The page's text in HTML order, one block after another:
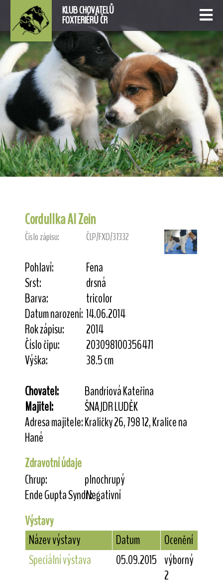
KLUB CHOVATELŮ
FOXTERIÉRŮ ČR
Cordullka Al Zein
Číslo zápisu: ČLP/FXD/37332
Pohlaví:
Fena
Srst:
drsná
Barva:
tricolor
Datum narození: 14.06.2014
Rok zápisu:
2014
Číslo čipu:
203098100356471
Výška:
38.5 cm
Chovatel:
Bandriová Kateřina
Majitel:
ŠNAJDR LUDĚK
Adresa majitele:Kraličky 26, 798 12, Kralice na
Hané
Zdravotní údaje
Chrup:
plnochrupý
Ende Gupta Syndr.:Negativní
Výstavy
Název výstavy
Datum
Ocenění
Speciální výstava
05.09.2015 výborný
2